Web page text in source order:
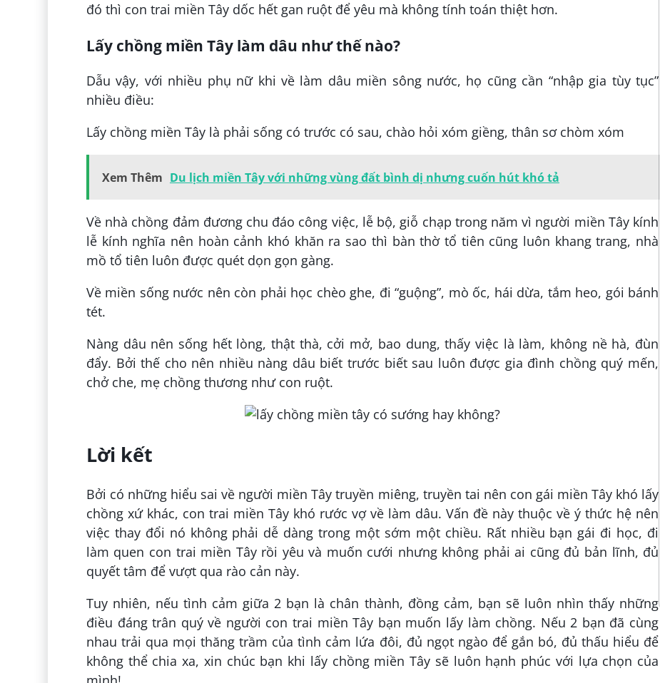
đó thì con trai miền Tây dốc hết gan ruột để yêu mà không tính toán thiệt hơn.
Lấy chồng miền Tây làm dâu như thế nào?
Dẫu vậy, với nhiều phụ nữ khi về làm dâu miền sông nước, họ cũng cần “nhập gia tùy tục”
nhiều điều:
Lấy chồng miền Tây là phải sống có trước có sau, chào hỏi xóm giềng, thân sơ chòm xóm
Xem Thêm Du lịch miền Tây với những vùng đất bình dị nhưng cuốn hút khó tả
Về nhà chồng đảm đương chu đáo công việc, lễ bộ, giỗ chạp trong năm vì người miền Tây kính
lễ kính nghĩa nên hoàn cảnh khó khăn ra sao thì bàn thờ tổ tiên cũng luôn khang trang, nhà
mồ tổ tiên luôn được quét dọn gọn gàng.
Về miền sống nước nên còn phải học chèo ghe, đi “guộng”, mò ốc, hái dừa, tắm heo, gói bánh
tét.
Nàng dâu nên sống hết lòng, thật thà, cởi mở, bao dung, thấy việc là làm, không nề hà, đùn
đẩy. Bởi thế cho nên nhiều nàng dâu biết trước biết sau luôn được gia đình chồng quý mến,
chở che, mẹ chồng thương như con ruột.
Lời kết
Bởi có những hiểu sai về người miền Tây truyền miêng, truyền tai nên con gái miền Tây khó lấy
chồng xứ khác, con trai miền Tây khó rước vợ về làm dâu. Vấn đề này thuộc về ý thức hệ nên
việc thay đổi nó không phải dễ dàng trong một sớm một chiều. Rất nhiều bạn gái đi học, đi
làm quen con trai miền Tây rồi yêu và muốn cưới nhưng không phải ai cũng đủ bản lĩnh, đủ
quyết tâm để vượt qua rào cản này.
Tuy nhiên, nếu tình cảm giữa 2 bạn là chân thành, đồng cảm, bạn sẽ luôn nhìn thấy những
điều đáng trân quý về người con trai miền Tây bạn muốn lấy làm chồng. Nếu 2 bạn đã cùng
nhau trải qua mọi thăng trầm của tình cảm lứa đôi, đủ ngọt ngào để gắn bó, đủ thấu hiểu để
không thể chia xa, xin chúc bạn khi lấy chồng miền Tây sẽ luôn hạnh phúc với lựa chọn của